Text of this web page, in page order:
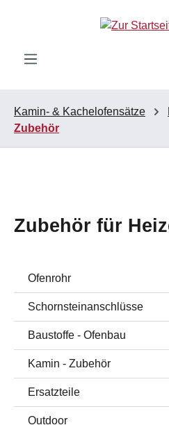
Zum Hauptinhalt springen
Kamin- & Kachelofensätze
Zubehör
Zubehör für
Ofenrohr
Schornsteinanschlüsse
Baustoffe - Ofenbau
Kamin - Zubehör
Ersatzteile
Outdoor